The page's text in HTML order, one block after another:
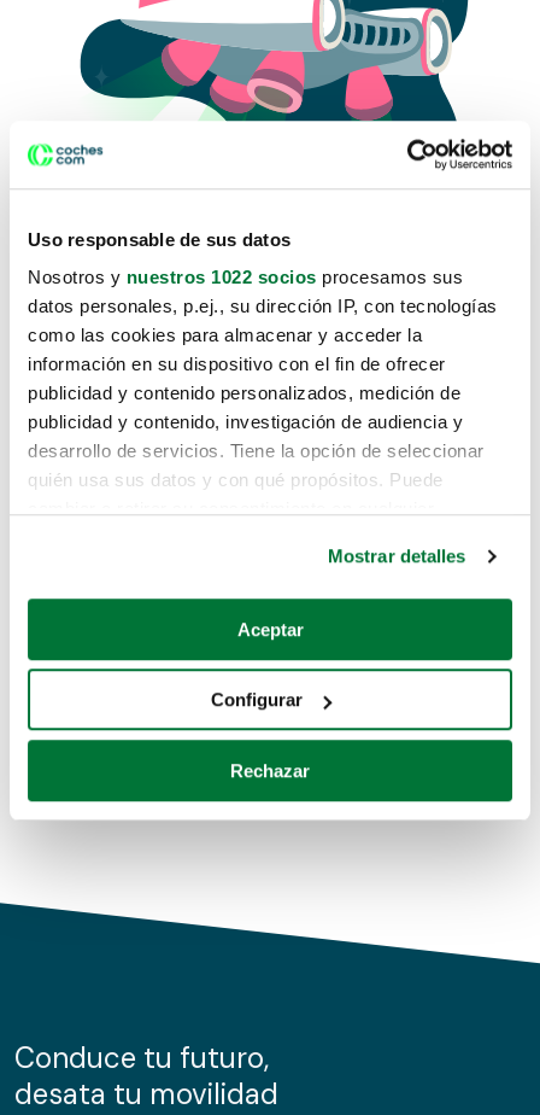
Uso responsable de sus datos
Nosotros y nuestros 1022 socios procesamos sus
datos personales, p.ej., su dirección IP, con tecnologías
como las cookies para almacenar y acceder la
información en su dispositivo con el fin de ofrecer
publicidad y contenido personalizados, medición de
publicidad y contenido, investigación de audiencia y
desarrollo de servicios. Tiene la opción de seleccionar
quién usa sus datos y con qué propósitos. Puede
Si lo permite, también quisiéramos:
Recopilar información sobre su ubicación geográfica
Identificar su dispositivo analizándolo activamente
para buscar características específicas (huellas
Obtenga más información sobre cómo se procesan sus
de cookies.
información sobre el uso que haga del sitio web con
nuestros partners de redes sociales, publicidad y análisis
Mostrar detalles
Aceptar
Configurar
Rechazar
Lo sentimos, no sabemos como
te hemos traido hasta aquí.
Pero puedes encontrar el coche que estás
buscando en alguno de estos enlaces:
Coches de segunda mano
Coches de km0
Conduce tu futuro,
desata tu movilidad